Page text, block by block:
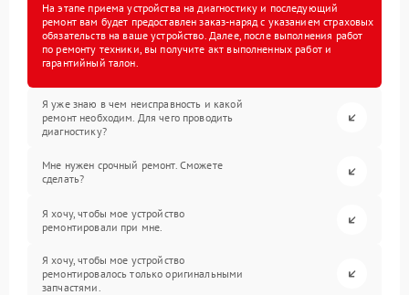
На этапе приема устройства на диагностику и последующий
ремонт вам будет предоставлен заказ-наряд с указанием страховых
обязательств на ваше устройство. Далее, после выполнения работ
по ремонту техники, вы получите акт выполненных работ и
гарантийный талон.
Я уже знаю в чем неисправность и какой
ремонт необходим. Для чего проводить
диагностику?
Мне нужен срочный ремонт. Сможете
сделать?
Я хочу, чтобы мое устройство
ремонтировали при мне.
Я хочу, чтобы мое устройство
ремонтировалось только оригинальными
запчастями.